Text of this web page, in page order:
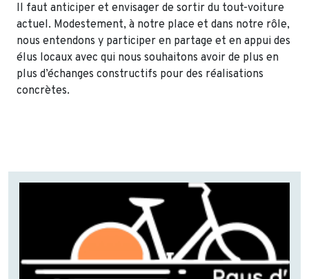
Il faut anticiper et envisager de sortir du tout-voiture
actuel. Modestement, à notre place et dans notre rôle,
nous entendons y participer en partage et en appui des
élus locaux avec qui nous souhaitons avoir de plus en
plus d’échanges constructifs pour des réalisations
concrètes.